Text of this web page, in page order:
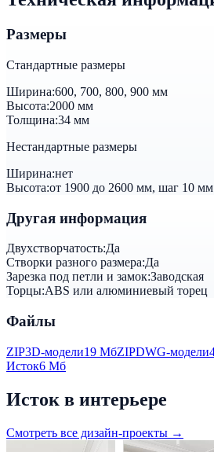
Размеры
Стандартные размеры
Ширина:600, 700, 800, 900 мм
Высота:2000 мм
Толщина:34 мм
Нестандартные размеры
Ширина:нет
Высота:от 1900 до 2600 мм, шаг 10 мм
Другая информация
Двухстворчатость:Да
Створки разного размера:Да
Зарезка под петли и замок:Заводская
Торцы:ABS или алюминиевый торец
Файлы
ZIP3D-модели19 МбZIPDWG-модели
Исток6 Мб
Исток в интерьере
Смотреть все дизайн-проекты →